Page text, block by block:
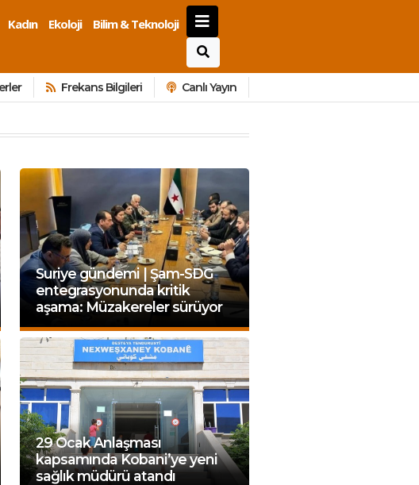
Kadın Ekoloji
Bilim & Teknoloji
Frekans Bilgileri Canlı Yayın
Suriye gündemi | Şam-SDG
entegrasyonunda kritik
aşama: Müzakereler sürüyor
29 Ocak Anlaşması
kapsamında Kobani’ye yeni
sağlık müdürü atandı